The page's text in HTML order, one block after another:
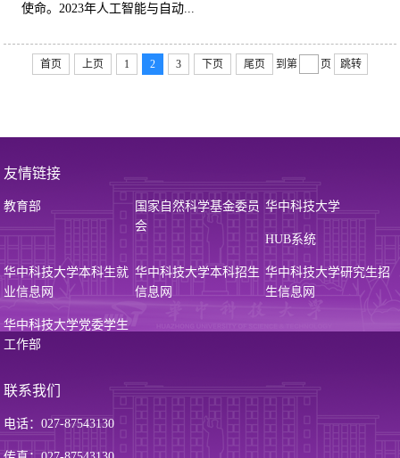
使命。2023年人工智能与自动...
首页 上页 1 2 3 下页 尾页 到第 页 跳转
友情链接
教育部
国家自然科学基金委员
会
华中科技大学
HUB系统
华中科技大学本科生就
业信息网
华中科技大学本科招生
信息网
华中科技大学研究生招
生信息网
华中科技大学党委学生
工作部
联系我们
电话：027-87543130